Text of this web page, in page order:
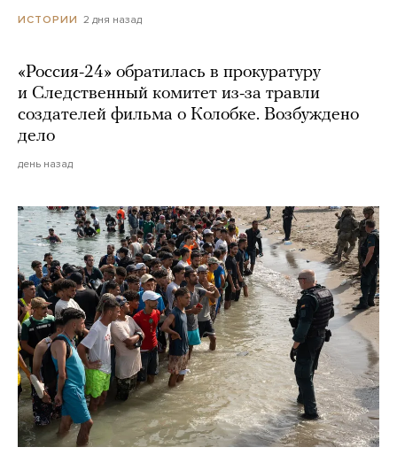
ИСТОРИИ 2 дня назад
«Россия-24» обратилась в прокуратуру
и Следственный комитет из-за травли
создателей фильма о Колобке. Возбуждено
дело
день назад